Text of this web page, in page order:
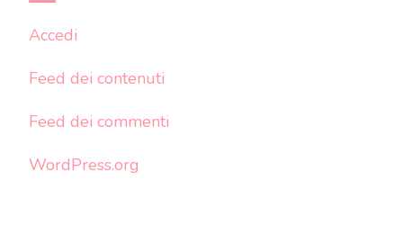
Accedi
Feed dei contenuti
Feed dei commenti
WordPress.org